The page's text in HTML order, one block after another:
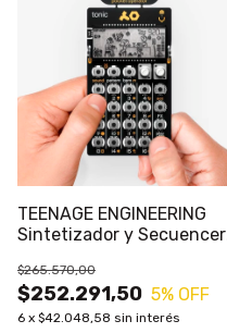
TEENAGE ENGINEERING
Sintetizador y Secuencer
Operator
$252.291,50
$265.570,00
5% OFF
6 x $42.048,58 sin interés